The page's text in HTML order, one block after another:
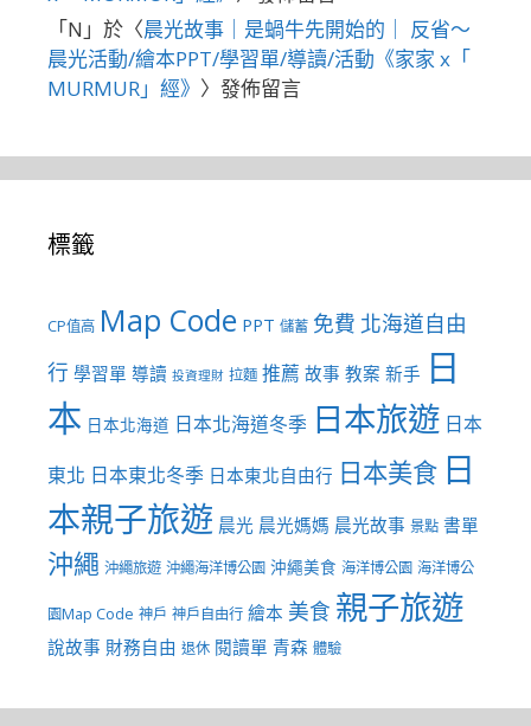
「N 」於〈晨光故事｜是蝸牛先開始的｜ 反省～
晨光活動/繪本PPT/學習單/導讀/活動《家家 x「
MURMUR」經》 〉發佈留言
標籤
CP值高 Map Code PPT 儲蓄 免費 北海道自由
行 學習單 導讀 投資理財 拉麵 推薦 故事 教案 新手 日
本 日本北海道 日本北海道冬季 日本旅遊 日本
東北 日本東北冬季 日本東北自由行 日本美食 日
本親子旅遊 晨光 晨光媽媽 晨光故事 景點 書單
沖繩 沖繩旅遊 沖繩海洋博公園 沖繩美食 海洋博公園 海洋博公
園Map Code 神戶 神戶自由行 繪本 美食 親子旅遊
說故事 財務自由 退休 閱讀單 青森 體驗